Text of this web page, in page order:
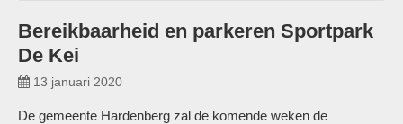
Bereikbaarheid en parkeren Sportpark
De Kei
13 januari 2020
De gemeente Hardenberg zal de komende weken de